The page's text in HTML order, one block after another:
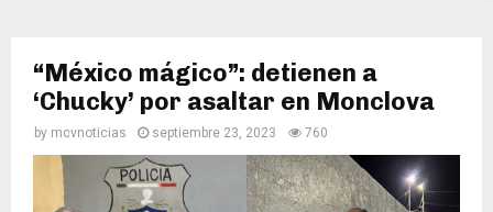
“México mágico”: detienen a
‘Chucky’ por asaltar en Monclova
by mcvnoticias septiembre 23, 2023 760